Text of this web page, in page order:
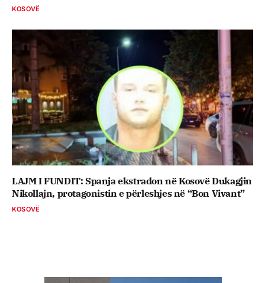
KOSOVË
LAJM I FUNDIT: Spanja ekstradon në Kosovë Dukagjin
Nikollajn, protagonistin e përleshjes në “Bon Vivant”
KOSOVË